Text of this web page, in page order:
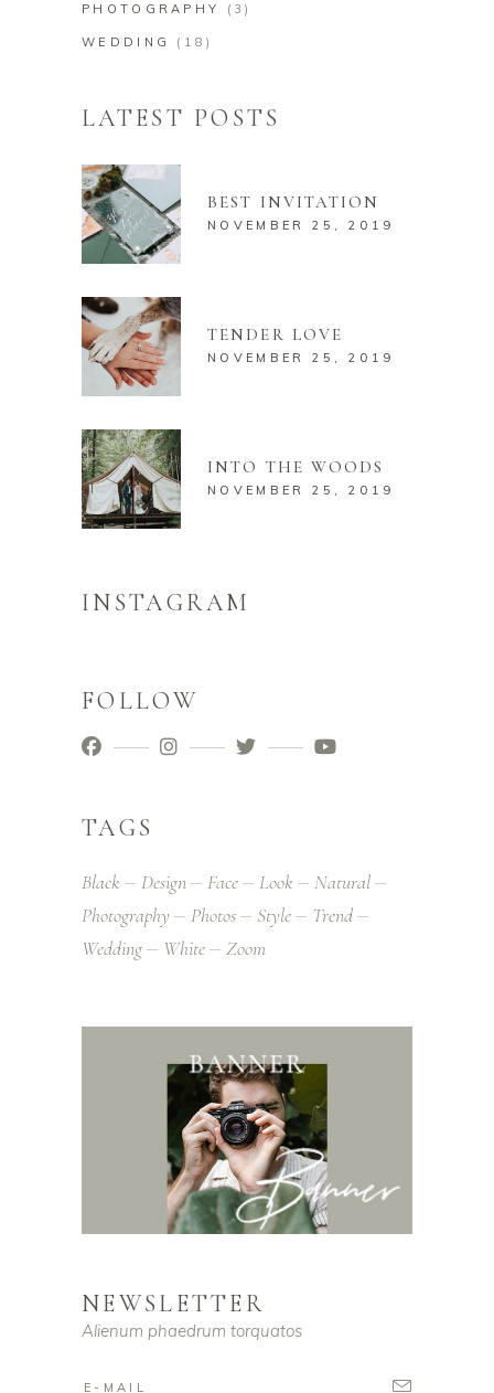
PHOTOGRAPHY (3)
WEDDING (18)
LATEST POSTS
BEST INVITATION
NOVEMBER 25, 2019
TENDER LOVE
NOVEMBER 25, 2019
INTO THE WOODS
NOVEMBER 25, 2019
INSTAGRAM
FOLLOW
TAGS
Black Design Face Look
Natural
Photography
Photos Style
Trend
Wedding
White Zoom
NEWSLETTER
Alienum phaedrum torquatos